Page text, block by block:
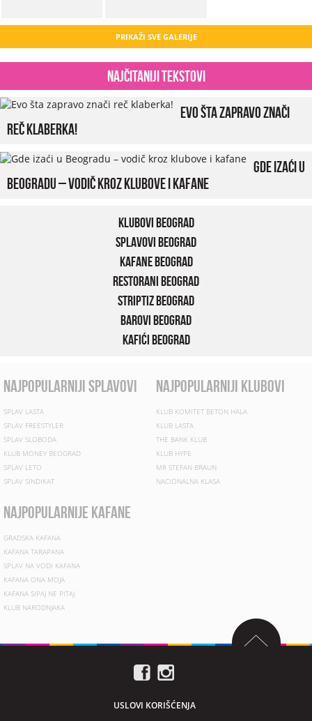
PRIKAŽI SVE GALERIJE
Najčitaniji tekstovi
Evo šta zapravo znači
reč klaberka!
Gde izaći u
Beogradu – vodič kroz klubove i kafane
Klubovi Beograd
Splavovi Beograd
Kafane Beograd
Restorani Beograd
Striptiz Beograd
Barovi Beograd
Kafići Beograd
najpopularniji splavovi
SPLAV LASTA
SPLAV FREESTYLER
SPLAV SLOBODA
KLUB MONEY BEOGRAD
SPLAV LETO
SPLAV SINDIKAT
najpopularniji klubovi
KLUB KOMITET BETON HALA
KLUB LASTA
THE BANK KLUB
KLUB HYPE
MR STEFAN BRAUN
NACIONALNA KLASA
najpopularnije kafane
GRADSKA KAFANA
KAFANA TARAPANA
SPLAV NA VODI KAFANA
KAFANA ONA MOJA
KAFANA SIPAJ NE PITAJ
KLUB NARODNJAKA
USLOVI KORIŠĆENJA